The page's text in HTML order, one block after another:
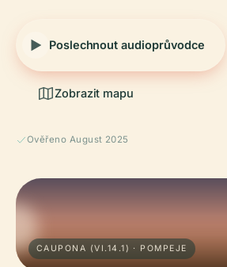
Poslechnout audioprůvodce
Zobrazit mapu
Ověřeno August 2025
CAUPONA (VI.14.1) · POMPEJE